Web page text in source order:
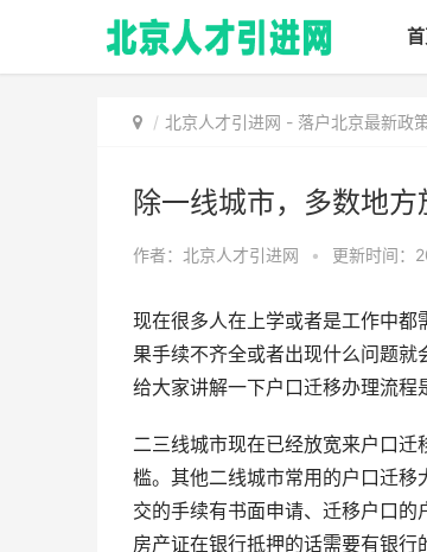
北京人才引进网 - 落户北京最新政
除一线城市，多数地
作者：北京人才引进网 • 更新时间：
现在很多人在上学或者是工作中
果手续不齐全或者出现什么问题
给大家讲解一下户口迁移办理流程
二三线城市现在已经放宽来户口迁
槛。其他二线城市常用的户口迁
交的手续有书面申请、迁移户口
房产证在银行抵押的话需要有银